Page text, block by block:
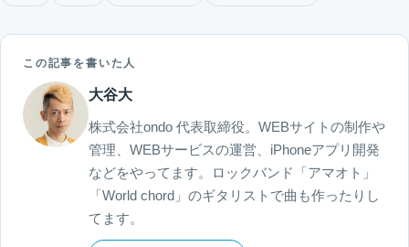
この記事を書いた人
大谷大
株式会社ondo 代表取締役。WEBサイトの制作や
管理、WEBサービスの運営、iPhoneアプリ開発
などをやってます。ロックバンド「アマオト」
「World chord」のギタリストで曲も作ったりし
てます。